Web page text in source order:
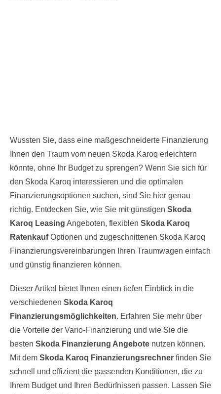
Wussten Sie, dass eine maßgeschneiderte Finanzierung
Ihnen den Traum vom neuen Skoda Karoq erleichtern
könnte, ohne Ihr Budget zu sprengen? Wenn Sie sich für
den Skoda Karoq interessieren und die optimalen
Finanzierungsoptionen suchen, sind Sie hier genau
richtig. Entdecken Sie, wie Sie mit günstigen Skoda
Karoq Leasing Angeboten, flexiblen Skoda Karoq
RatenkaufOptionen und zugeschnittenen Skoda Karoq
Finanzierungsvereinbarungen Ihren Traumwagen einfach
und günstig finanzieren können.
Dieser Artikel bietet Ihnen einen tiefen Einblick in die
verschiedenen Skoda Karoq
Finanzierungsmöglichkeiten. Erfahren Sie mehr über
die Vorteile der Vario-Finanzierung und wie Sie die
besten Skoda Finanzierung Angebote nutzen können.
Mit dem Skoda Karoq Finanzierungsrechner finden Sie
schnell und effizient die passenden Konditionen, die zu
Ihrem Budget und Ihren Bedürfnissen passen. Lassen Sie